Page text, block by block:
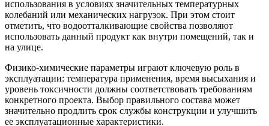
использования в условиях значительных температурных
колебаний или механических нагрузок. При этом стоит
отметить, что водоотталкивающие свойства позволяют
использовать данный продукт как внутри помещений, так и
на улице.
Физико-химические параметры играют ключевую роль в
эксплуатации: температура применения, время высыхания и
уровень токсичности должны соответствовать требованиям
конкретного проекта. Выбор правильного состава может
значительно продлить срок службы конструкции и улучшить
ее эксплуатационные характеристики.